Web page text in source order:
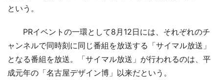
という。
PRイベントの一環として8月12日には、それぞれのチ
ャンネルで同時刻に同じ番組を放送する「サイマル放送」
となる番組を放送。「サイマル放送」が行われるのは、平
成元年の「名古屋デザイン博」以来だという。